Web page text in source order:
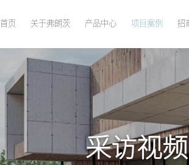
首页 关于弗朗茨 产品中心 项目案例 招
采访视频